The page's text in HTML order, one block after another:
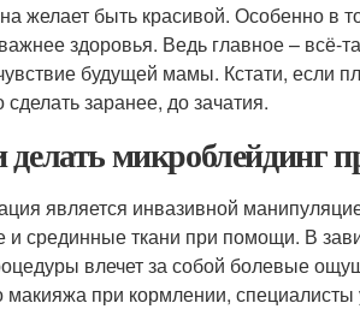
желает быть красивой. Особенно в
здоровья. Ведь главное – всё-
будущей мамы. Кстати, если
сделать заранее, до зачатия.
микроблейдинг
является инвазивной
и срединные ткани при помощи. В
влечет за собой болевые
макияжа при кормлении,